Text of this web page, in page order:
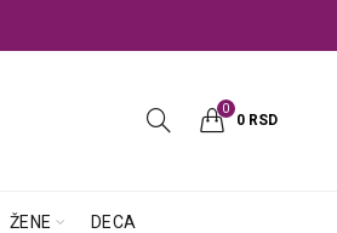
0
0 RSD
ŽENE DECA